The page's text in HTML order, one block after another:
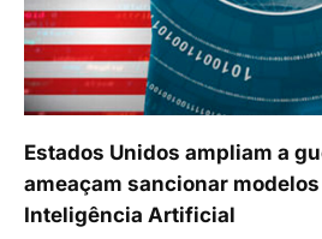
Estados Unidos ampliam a
ameaçam sancionar
Inteligência Artificial